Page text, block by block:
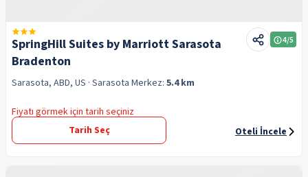
SpringHill Suites by Marriott Sarasota
Bradenton
4/5
Sarasota, ABD, US · Sarasota Merkez: 5.4 km
Fiyatı görmek için tarih seçiniz
Tarih Seç
Oteli İncele